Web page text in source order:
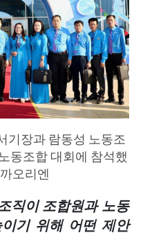
기장과 람동성 노동조
동조합 대회에 참석했
오리엔
직이 조합원과 노동
기 위해 어떤 제안